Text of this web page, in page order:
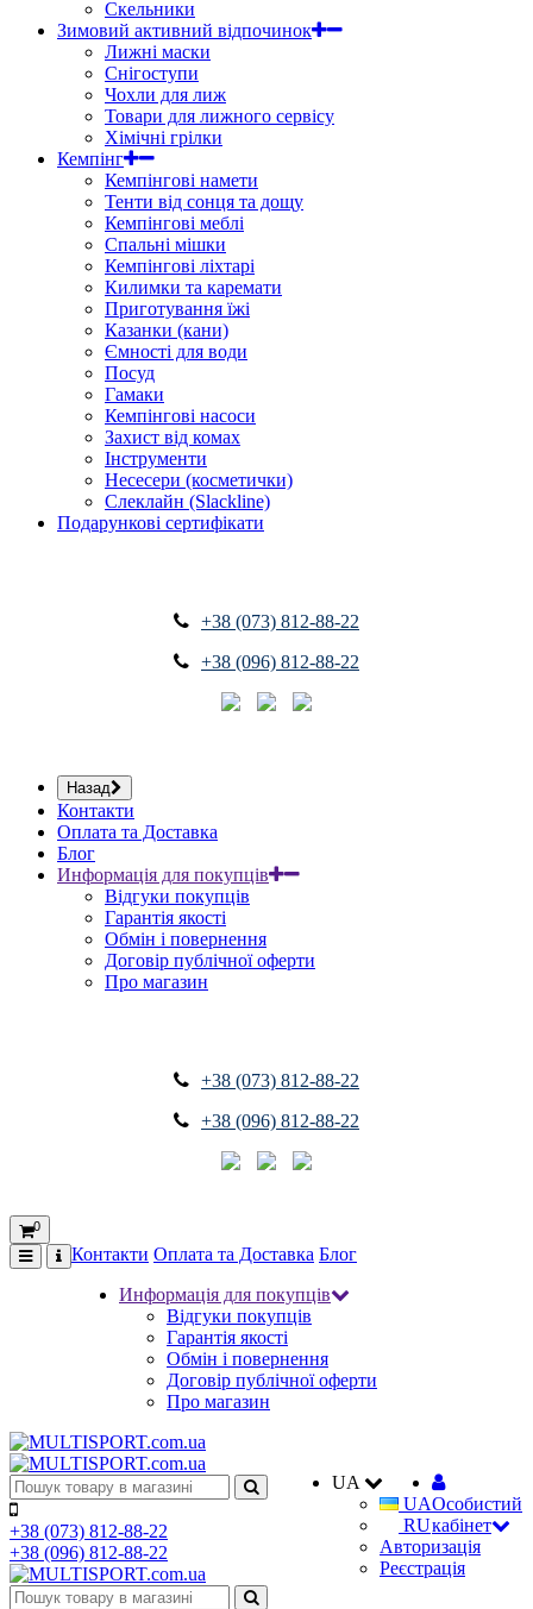
Скельники
Зимовий активний відпочинок
Лижні маски
Снігоступи
Чохли для лиж
Товари для лижного сервісу
Хімічні грілки
Кемпінг
Кемпінгові намети
Тенти від сонця та дощу
Кемпінгові меблі
Спальні мішки
Кемпінгові ліхтарі
Килимки та каремати
Приготування їжі
Казанки (кани)
Ємності для води
Посуд
Гамаки
Кемпінгові насоси
Захист від комах
Інструменти
Несесери (косметички)
Слеклайн (Slackline)
Подарункові сертифікати
+38 (073) 812-88-22
+38 (096) 812-88-22
Назад
Контакти
Оплата та Доставка
Блог
Информація для покупців
Відгуки покупців
Гарантія якості
Обмін і повернення
Договір публічної оферти
Про магазин
+38 (073) 812-88-22
+38 (096) 812-88-22
0
Контакти Оплата та Доставка Блог
Информація для покупців
Відгуки покупців
Гарантія якості
Обмін і повернення
Договір публічної оферти
Про магазин
UA
UA
RU
Особистий
кабінет
Авторизація
Реєстрація
+38 (073) 812-88-22
+38 (096) 812-88-22